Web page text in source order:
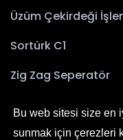
Bu web sitesi size en
sunmak için çerezleri
Üzüm Çekirdeği
Sortürk C1
Zig Zag Seperatör